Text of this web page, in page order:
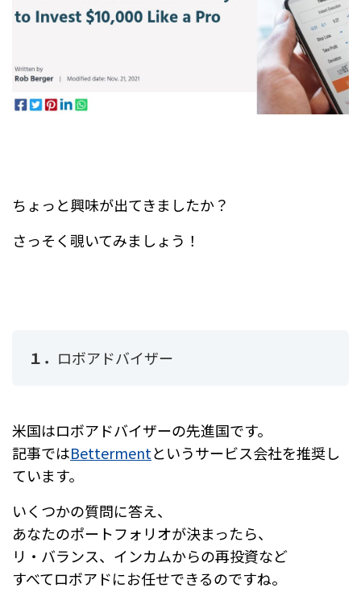
ちょっと興味が出てきましたか？
さっそく覗いてみましょう！
１． ロボアドバイザー
米国はロボアドバイザーの先進国です。
記事ではBettermentというサービス会社を推奨し
ています。
いくつかの質問に答え、
あなたのポートフォリオが決まったら、
リ・バランス、インカムからの再投資など
すべてロボアドにお任せできるのですね。